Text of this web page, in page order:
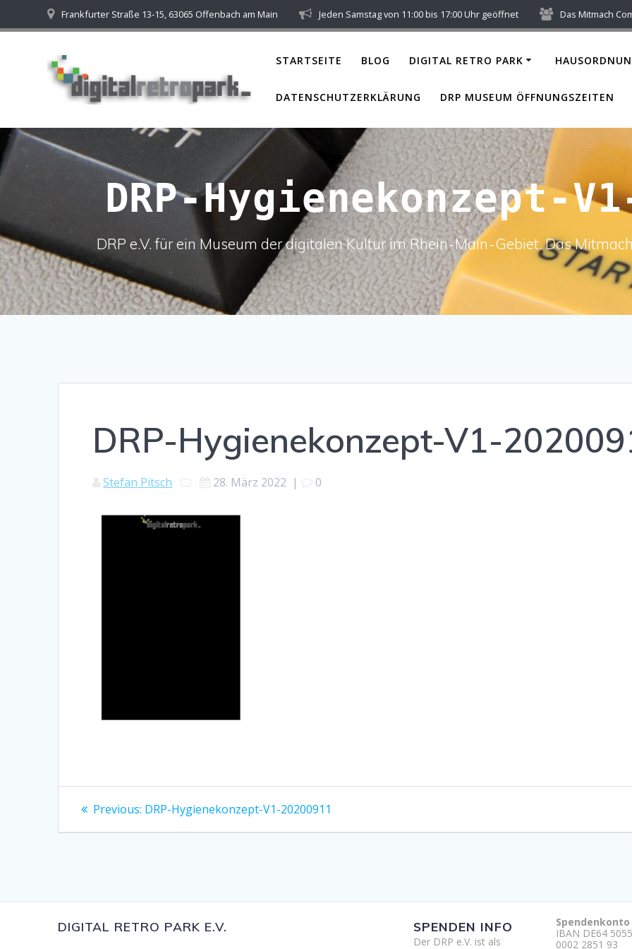
to
Frankfurter Straße 13-15, 63065 Offenbach am Main Jeden Samstag von 11:00 bis 17:00 Uhr geöffnet Das Mitmach
STARTSEITE BLOG DIGITAL RETRO PARK
DATENSCHUTZERKLÄRUNG DRP MUSEUM ÖFFNUNGSZEITEN
DRP-Hygienekonzept-
DRP e.V. für ein Museum der digitalen Kultur im Rhein-Main-Gebiet. Das
DRP-Hygienekonzept-V1-
Stefan Pitsch 28. März 2022 | 0
Beitragsnavigation
Previous: Previous
DRP-Hygienekonzept-V1-20200911
DIGITAL RETRO PARK E.V. SPENDEN INFO
Der DRP e.V. ist als
Spendenkonto
IBAN DE64
0002 2851 93